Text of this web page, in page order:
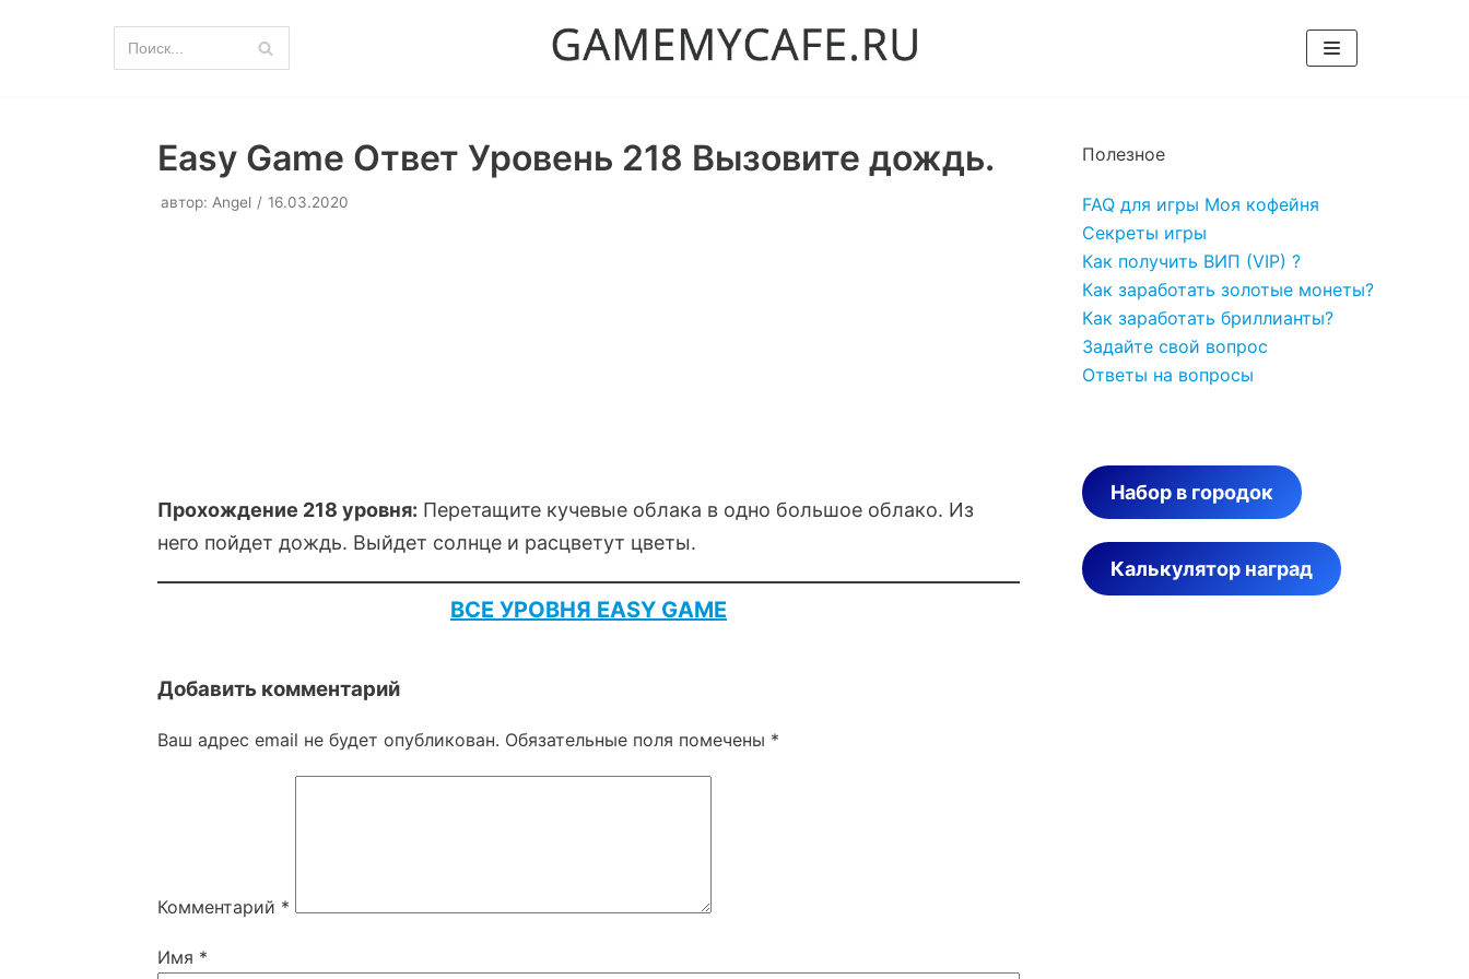
Easy Game Ответ Уровень 218 Вызовите дождь.
автор: Angel 16.03.2020
Прохождение 218 уровня: Перетащите кучевые облака в одно большое облако. Из
него пойдет дождь. Выйдет солнце и расцветут цветы.
ВСЕ УРОВНЯ EASY GAME
Добавить комментарий
Ваш адрес email не будет опубликован. Обязательные поля помечены *
Комментарий *
Имя *
Полезное
FAQ для игры Моя кофейня
Секреты игры
Как получить ВИП (VIP) ?
Как заработать золотые монеты?
Как заработать бриллианты?
Задайте свой вопрос
Ответы на вопросы
Набор в городок
Калькулятор наград